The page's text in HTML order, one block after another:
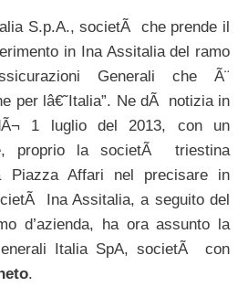
S.p.A., societÃ che prende il
in Ina Assitalia del ramo
Generali che Ã¨
per lâ€˜Italia”. Ne dÃ notizia in
1 luglio del 2013, con un
proprio la societÃ triestina
Affari nel precisare in
Ina Assitalia, a seguito del
d’azienda, ha ora assunto la
Italia SpA, societÃ con
.